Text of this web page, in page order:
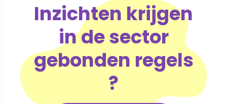
Inzichten krijgen
in de sector
gebonden regels
?